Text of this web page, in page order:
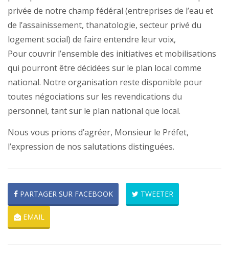
privée de notre champ fédéral (entreprises de l’eau et
de l’assainissement, thanatologie, secteur privé du
logement social) de faire entendre leur voix,
Pour couvrir l’ensemble des initiatives et mobilisations
qui pourront être décidées sur le plan local comme
national. Notre organisation reste disponible pour
toutes négociations sur les revendications du
personnel, tant sur le plan national que local.
Nous vous prions d’agréer, Monsieur le Préfet,
l’expression de nos salutations distinguées.
PARTAGER SUR FACEBOOK TWEETER
EMAIL